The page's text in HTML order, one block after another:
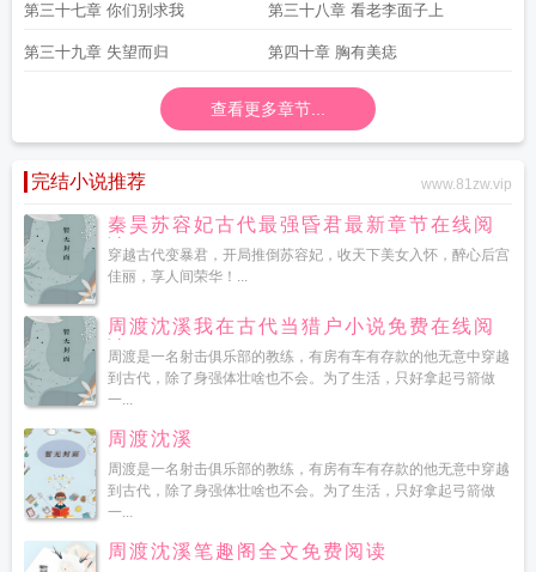
第三十七章 你们别求我 第三十八章 看老李面子上
第三十九章 失望而归 第四十章 胸有美痣
查看更多章节...
完结小说推荐 www.81zw.vip
秦昊苏容妃古代最强昏君最新章节在线阅
读
穿越古代变暴君，开局推倒苏容妃，收天下美女入怀，醉心后宫
佳丽，享人间荣华！...
周渡沈溪我在古代当猎户小说免费在线阅
读
周渡是一名射击俱乐部的教练，有房有车有存款的他无意中穿越
到古代，除了身强体壮啥也不会。为了生活，只好拿起弓箭做
一...
周渡沈溪
周渡是一名射击俱乐部的教练，有房有车有存款的他无意中穿越
到古代，除了身强体壮啥也不会。为了生活，只好拿起弓箭做
一...
周渡沈溪笔趣阁全文免费阅读